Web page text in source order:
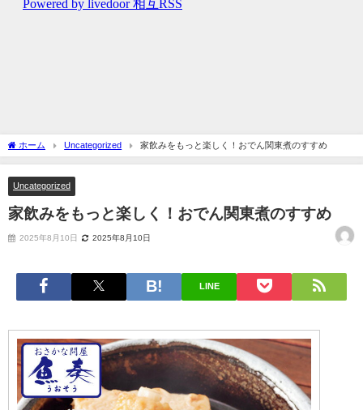
ホーム Uncategorized 家飲みをもっと楽しく！おでん関東煮のすすめ
Uncategorized
家飲みをもっと楽しく！おでん関東煮のすすめ
2025年8月10日 2025年8月10日
LINE